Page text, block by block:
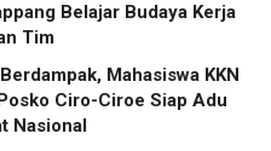
Belajar Budaya Kerja
Tim
Mahasiswa KKN
Ciro-Ciroe Siap Adu
Nasional